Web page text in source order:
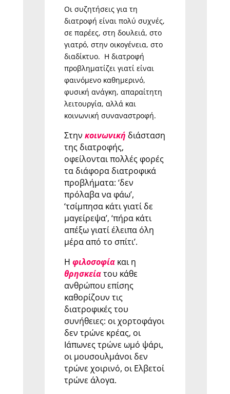
Οι συζητήσεις για τη
διατροφή είναι πολύ συχνές,
σε παρέες, στη δουλειά, στο
γιατρό, στην οικογένεια, στο
διαδίκτυο. Η διατροφή
προβληματίζει γιατί είναι
φαινόμενο καθημερινό,
φυσική ανάγκη, απαραίτητη
λειτουργία, αλλά και
κοινωνική συναναστροφή.
Στην κοινωνική διάσταση
της διατροφής,
οφείλονται πολλές φορές
τα διάφορα διατροφικά
προβλήματα: ‘δεν
πρόλαβα να φάω’,
‘τσίμπησα κάτι γιατί δε
μαγείρεψα’, ‘πήρα κάτι
απέξω γιατί έλειπα όλη
μέρα από το σπίτι’.
Η φιλοσοφία και η
θρησκείατου κάθε
ανθρώπου επίσης
καθορίζουν τις
διατροφικές του
συνήθειες: οι χορτοφάγοι
δεν τρώνε κρέας, οι
Ιάπωνες τρώνε ωμό ψάρι,
οι μουσουλμάνοι δεν
τρώνε χοιρινό, οι Ελβετοί
τρώνε άλογα.